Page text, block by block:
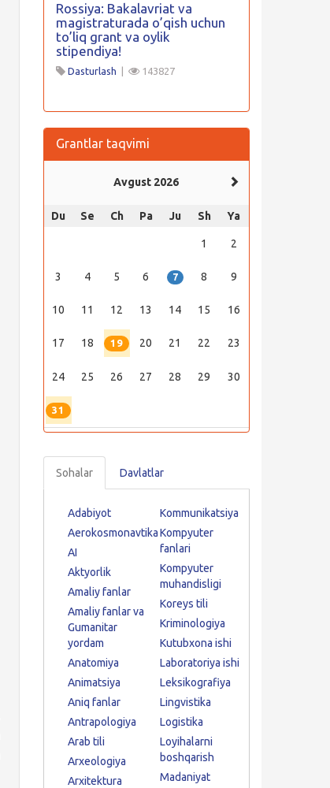
Rossiya: Bakalavriat va
magistraturada o’qish uchun
to’liq grant va oylik
stipendiya!
Dasturlash 143827
Grantlar taqvimi
Avgust 2026
Du Se Ch Pa Ju Sh Ya
1 2
3 4 5 6 7 8 9
10 11 12 13 14 15 16
17 18 19 20 21 22 23
24 25 26 27 28 29 30
31
Sohalar Davlatlar
Adabiyot
Aerokosmonavtika
AI
Aktyorlik
Amaliy fanlar
Amaliy fanlar va
Gumanitar
yordam
Anatomiya
Animatsiya
Aniq fanlar
Antrapologiya
Arab tili
Arxeologiya
Arxitektura
Kommunikatsiya
Kompyuter
fanlari
Kompyuter
muhandisligi
Koreys tili
Kriminologiya
Kutubxona ishi
Laboratoriya ishi
Leksikografiya
Lingvistika
Logistika
Loyihalarni
boshqarish
Madaniyat